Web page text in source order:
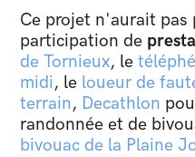
Ce projet n'aurait pas
participation de
de Tornieux, le
midi, le loueur de
terrain, Decathlon
randonnée et de
bivouac de la Plaine